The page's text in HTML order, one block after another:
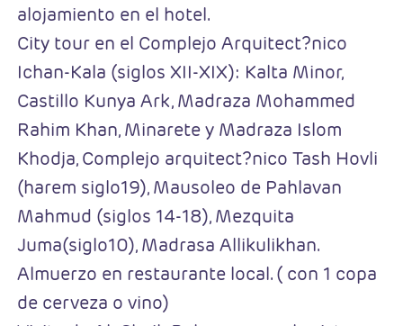
alojamiento en el hotel.
City tour en el Complejo Arquitect?nico
Ichan-Kala (siglos XII-XIX): Kalta Minor,
Castillo Kunya Ark, Madraza Mohammed
Rahim Khan, Minarete y Madraza Islom
Khodja, Complejo arquitect?nico Tash Hovli
(harem siglo19), Mausoleo de Pahlavan
Mahmud (siglos 14-18), Mezquita
Juma(siglo10), Madrasa Allikulikhan.
Almuerzo en restaurante local. ( con 1 copa
de cerveza o vino)